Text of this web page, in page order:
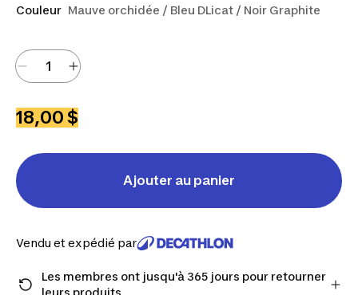
Couleur Mauve orchidée / Bleu DLicat / Noir Graphite
18,00 $
Ajouter au panier
Vendu et expédié par
Les membres ont jusqu'à 365 jours pour retourner
leurs produits.